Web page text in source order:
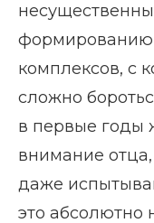
формированию
комплексов, с
сложно
в первые годы
внимание
даже
это абсолютно